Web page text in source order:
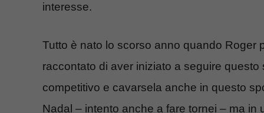
interesse.
Tutto è nato lo scorso anno quando Roger
raccontato di aver iniziato a seguire
competitivo e cavarsela anche in questo
Nadal – intento anche a fare tornei – ma